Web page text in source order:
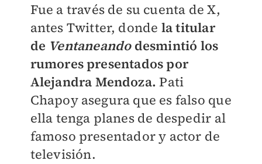
Fue a través de su cuenta de X,
antes Twitter, donde la titular
de Ventaneando desmintió los
rumores presentados por
Alejandra Mendoza.Pati
Chapoy asegura que es falso que
ella tenga planes de despedir al
famoso presentador y actor de
televisión.